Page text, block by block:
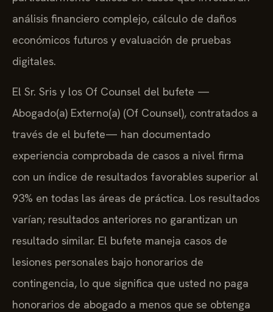
análisis financiero complejo, cálculo de daños
económicos futuros y evaluación de pruebas
digitales.
El Sr. Sris y los Of Counsel del bufete —
Abogado(a) Externo(a) (Of Counsel), contratados a
través de el bufete— han documentado
experiencia comprobada de casos a nivel firma
con un índice de resultados favorables superior al
93% en todas las áreas de práctica. Los resultados
varían; resultados anteriores no garantizan un
resultado similar. El bufete maneja casos de
lesiones personales bajo honorarios de
contingencia, lo que significa que usted no paga
honorarios de abogado a menos que se obtenga